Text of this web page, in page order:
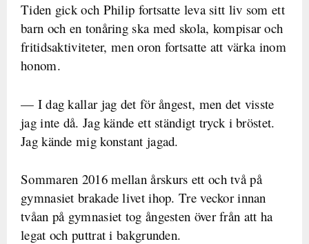
Tiden gick och Philip fortsatte leva sitt liv som ett
barn och en tonåring ska med skola, kompisar och
fritidsaktiviteter, men oron fortsatte att värka inom
honom.
— I dag kallar jag det för ångest, men det visste
jag inte då. Jag kände ett ständigt tryck i bröstet.
Jag kände mig konstant jagad.
Sommaren 2016 mellan årskurs ett och två på
gymnasiet brakade livet ihop. Tre veckor innan
tvåan på gymnasiet tog ångesten över från att ha
legat och puttrat i bakgrunden.